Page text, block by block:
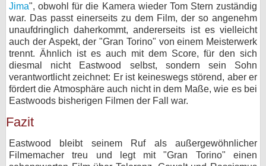
Jima", obwohl für die Kamera wieder Tom Stern zuständig
war. Das passt einerseits zu dem Film, der so angenehm
unaufdringlich daherkommt, andererseits ist es vielleicht
auch der Aspekt, der "Gran Torino" von einem Meisterwerk
trennt. Ähnlich ist es auch mit dem Score, für den sich
diesmal nicht Eastwood selbst, sondern sein Sohn
verantwortlicht zeichnet: Er ist keineswegs störend, aber er
fördert die Atmosphäre auch nicht in dem Maße, wie es bei
Eastwoods bisherigen Filmen der Fall war.
Fazit
Eastwood bleibt seinem Ruf als außergewöhnlicher
Filmemacher treu und legt mit "Gran Torino" einen